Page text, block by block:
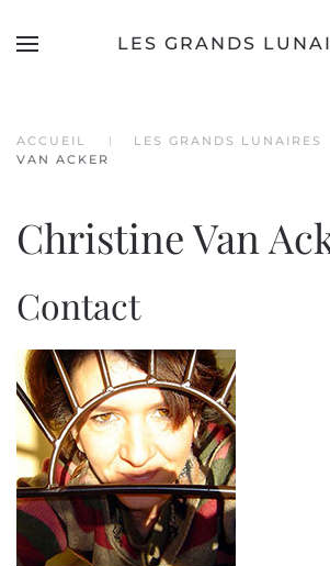
Accéder au contenu principal
LES GRANDS
ACCUEIL LES GRANDS LUNAIRES
VAN ACKER
Christine Van
Contact